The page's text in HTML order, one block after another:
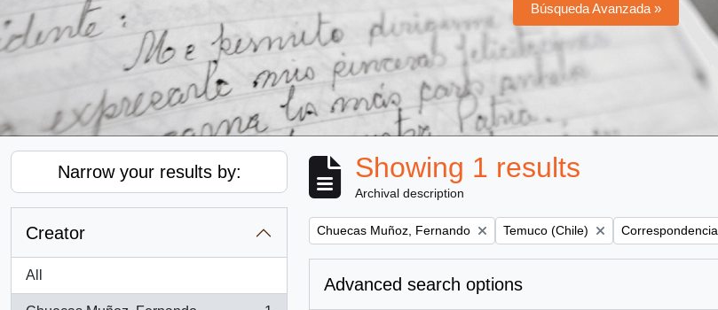
Búsqueda Avanzada »
Narrow your results by:
Creator
All
Showing 1 results
Archival description
Remove filter:
Chuecas Muñoz, Fernando Remove filter:
Temuco (Chile) Remove filter:
Correspondencia
Advanced search options